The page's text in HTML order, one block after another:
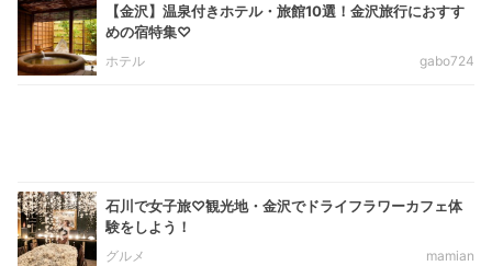
【金沢】温泉付きホテル・旅館10選！金沢旅行におすす
めの宿特集♡
ホテル gabo724
石川で女子旅♡観光地・金沢でドライフラワーカフェ体
験をしよう！
グルメ mamian